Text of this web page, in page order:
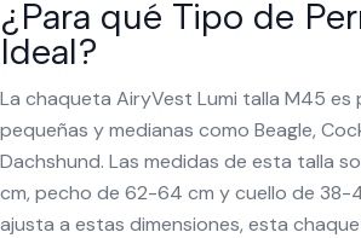
¿Para qué Tipo de
Ideal?
La chaqueta AiryVest Lumi talla M45
pequeñas y medianas como Beagle,
Dachshund. Las medidas de esta talla
cm, pecho de 62-64 cm y cuello de 38-
ajusta a estas dimensiones, esta